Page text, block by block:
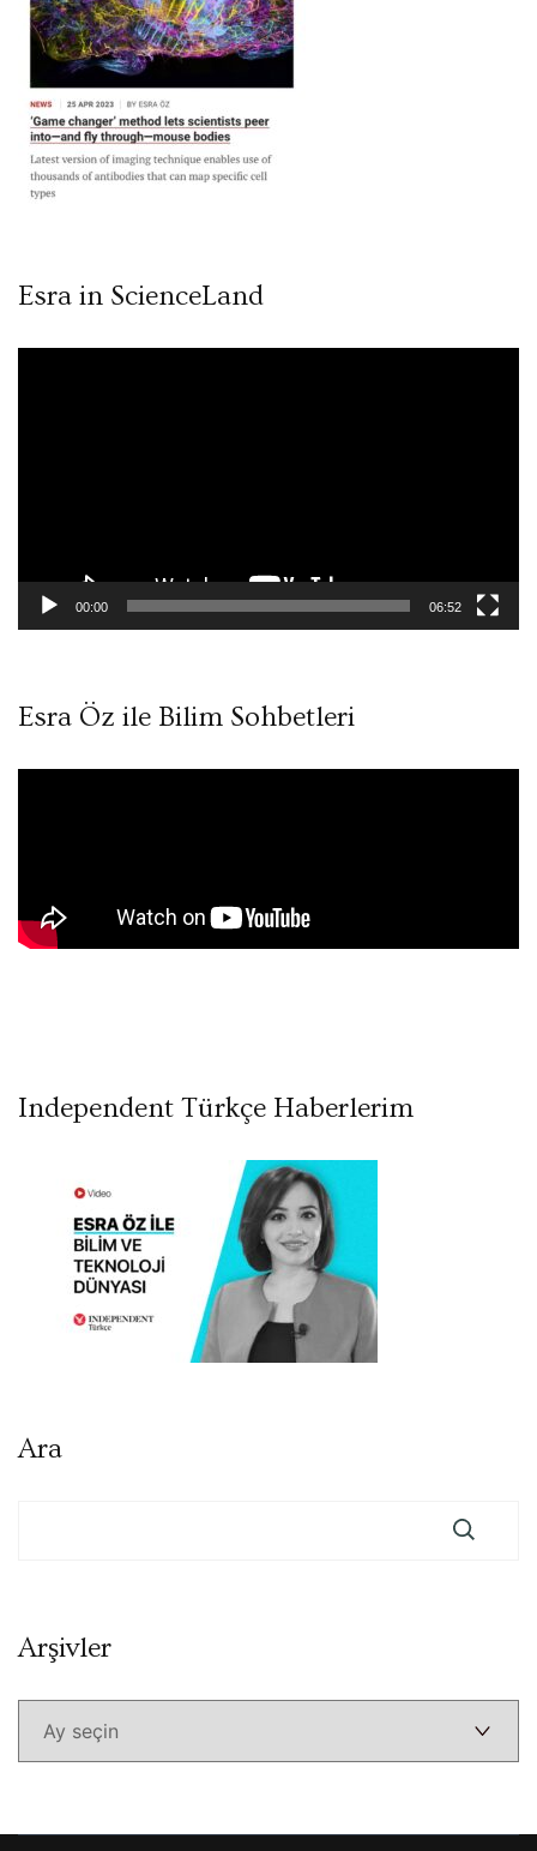
Esra in ScienceLand
00:00 06:52
Esra Öz ile Bilim Sohbetleri
Independent Türkçe Haberlerim
Ara
ArşivlerArşivler